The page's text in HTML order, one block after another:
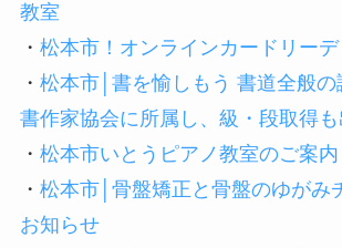
教室
・ 松本市！オンラインカードリーデ
・ 松本市│書を愉しもう 書道全般
書作家協会に所属し、級・段取得も
・ 松本市いとうピアノ教室のご案内
・ 松本市│骨盤矯正と骨盤のゆがみ
お知らせ